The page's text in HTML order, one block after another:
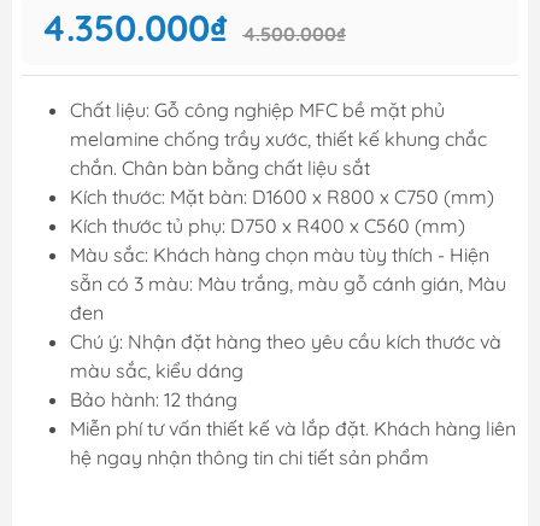
4.350.000₫ 4.500.000₫
Chất liệu: Gỗ công nghiệp MFC bề mặt phủ
melamine chống trầy xước, thiết kế khung chắc
chắn. Chân bàn bằng chất liệu sắt
Kích thước: Mặt bàn: D1600 x R800 x C750 (mm)
Kích thước tủ phụ: D750 x R400 x C560 (mm)
Màu sắc: Khách hàng chọn màu tùy thích - Hiện
sẵn có 3 màu: Màu trắng, màu gỗ cánh gián, Màu
đen
Chú ý: Nhận đặt hàng theo yêu cầu kích thước và
màu sắc, kiểu dáng
Bảo hành: 12 tháng
Miễn phí tư vấn thiết kế và lắp đặt. Khách hàng liên
hệ ngay nhận thông tin chi tiết sản phẩm